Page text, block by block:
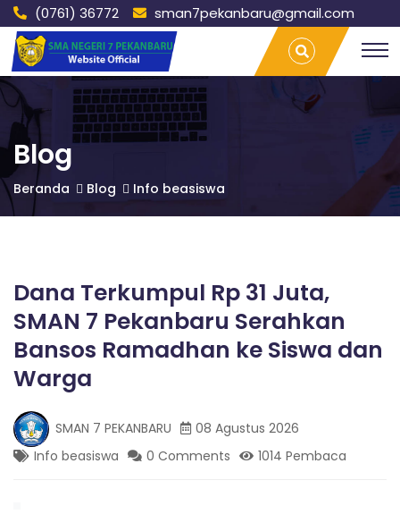
(0761) 36772 sman7pekanbaru@gmail.com
S
M
A
N
P
E
K
A
Dana
Terkumpul
Rp 31 Juta,
SMAN 7
Pekanbaru
Serahkan
Bansos
Ramadhan
ke Siswa
dan Warga
| SMAN 7
a
v
e
L
m
p
u
Blog
Beranda Blog Info beasiswa
Dana Terkumpul Rp 31 Juta,
SMAN 7 Pekanbaru Serahkan
Bansos Ramadhan ke Siswa dan
Warga
SMAN 7 PEKANBARU
08 Agustus 2026
Info beasiswa
0 Comments 1014 Pembaca